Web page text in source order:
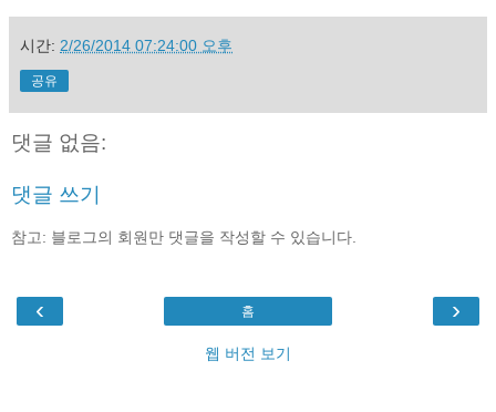
시간: 2/26/2014 07:24:00 오후
공유
댓글 없음:
댓글 쓰기
참고: 블로그의 회원만 댓글을 작성할 수 있습니다.
‹ ›
홈
웹 버전 보기